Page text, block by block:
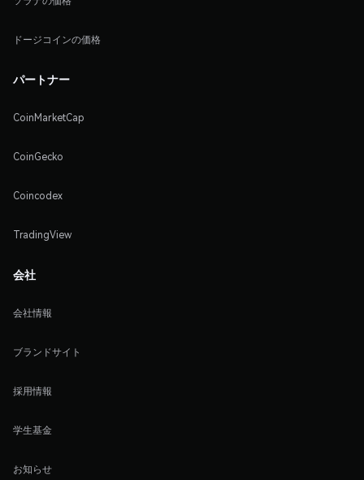
ドージコインの価格
パートナー
CoinMarketCap
CoinGecko
Coincodex
TradingView
会社
会社情報
ブランドサイト
採用情報
学生基金
お知らせ